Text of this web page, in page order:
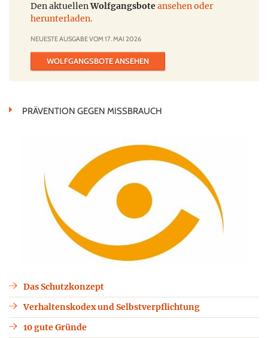
Den aktuellenWolfgangsboteansehen oder
herunterladen.
NEUESTE AUSGABE VOM 17. MAI 2026
WOLFGANGSBOTE ANSEHEN
PRÄVENTION GEGEN MISSBRAUCH
Das Schutzkonzept
Verhaltenskodex und Selbstverpflichtung
10 gute Gründe